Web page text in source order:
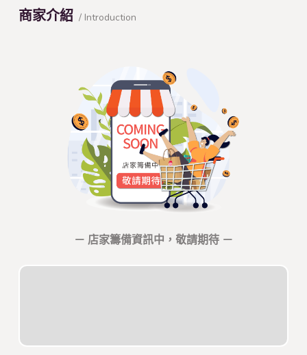
商家介紹 / Introduction
－ 店家籌備資訊中，敬請期待 －